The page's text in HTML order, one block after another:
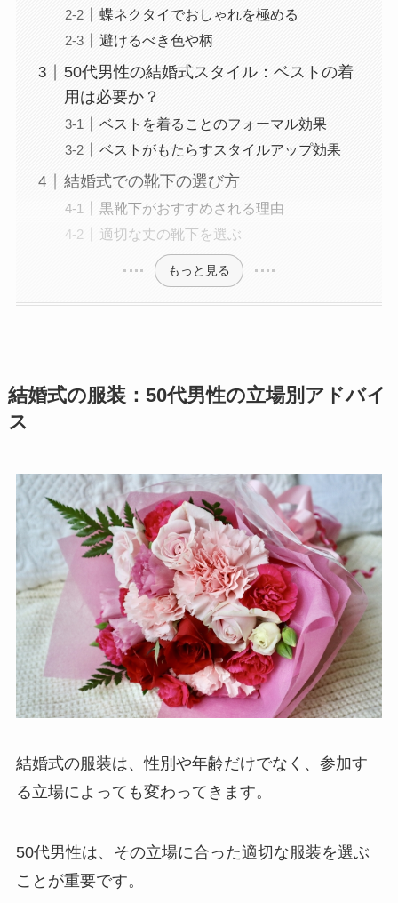
蝶ネクタイでおしゃれを極める
避けるべき色や柄
50代男性の結婚式スタイル：ベストの着
用は必要か？
ベストを着ることのフォーマル効果
ベストがもたらすスタイルアップ効果
結婚式での靴下の選び方
黒靴下がおすすめされる理由
適切な丈の靴下を選ぶ
もっと見る
結婚式の服装：50代男性の立場別アドバイ
ス
結婚式の服装は、性別や年齢だけでなく、参加す
る立場によっても変わってきます。
50代男性は、その立場に合った適切な服装を選ぶ
ことが重要です。